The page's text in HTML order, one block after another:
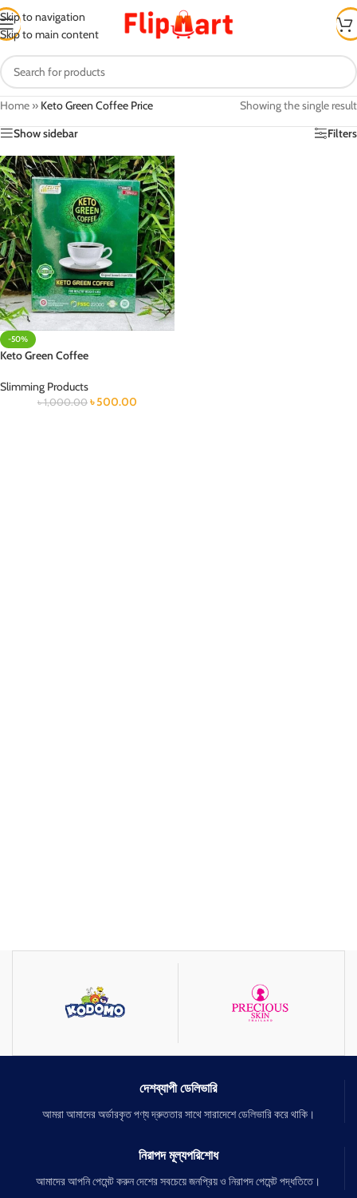
Skip to navigation
Skip to main content
Home » Keto Green Coffee Price
Showing the single result
Show sidebar
Filters
-50%
Keto Green Coffee
Slimming Products
৳1,000.00 ৳500.00
দেশব্যাপী ডেলিভারি
আমরা আমাদের অর্ডারকৃত পণ্য দ্রুততার সাথে সারাদেশে ডেলিভারি করে থাকি।
নিরাপদ মূল্যপরিশোধ
আমাদের আপনি পেমেন্ট করুন দেশের সবচেয়ে জনপ্রিয় ও নিরাপদ পেমেন্ট পদ্ধতিতে।